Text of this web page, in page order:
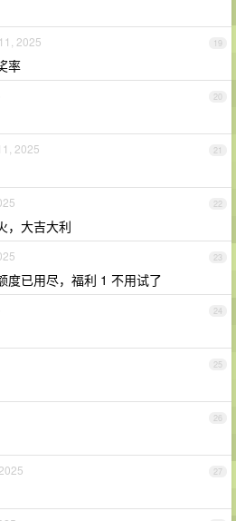
19
2025
率
20
21
2025
22
，大吉大利
23
度已用尽，福利 1 不用试了
24
25
26
27